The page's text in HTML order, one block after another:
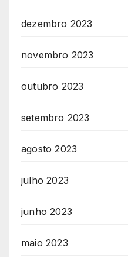
dezembro 2023
novembro 2023
outubro 2023
setembro 2023
agosto 2023
julho 2023
junho 2023
maio 2023